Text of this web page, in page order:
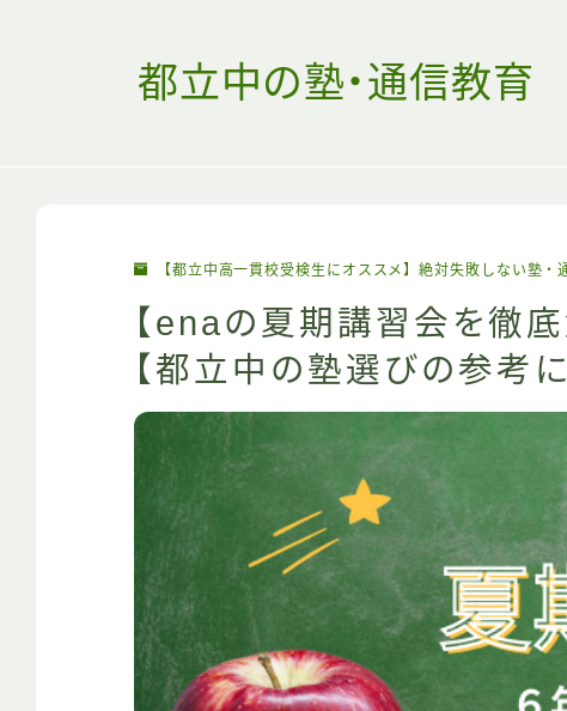
都立中の塾・通信教育
【都立中高一貫校受検生にオススメ】絶対失敗しない塾・
【enaの夏期講習会を徹
【都立中の塾選びの参考に